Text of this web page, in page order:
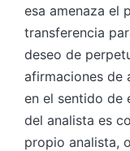
esa amenaza el
transferencia
deseo de
afirmaciones de
en el sentido de
del analista es
propio analista,